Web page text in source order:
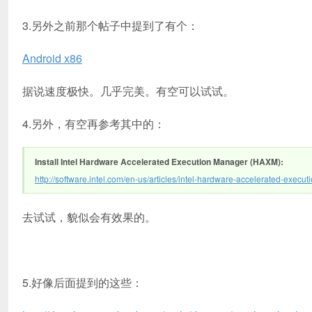
3.另外之前那个帖子中提到了有个：
Android x86
据说速度极快。几乎完美。有空可以试试。
4.另外，有空再参考其中的：
Install Intel Hardware Accelerated Execution Manager (HAXM):
http://software.intel.com/en-us/articles/intel-hardware-accelerated-
去试试，貌似会有效果的。
5.好像后面提到的这些：